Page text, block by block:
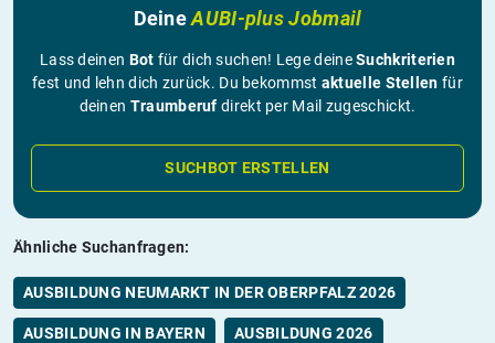
DeineAUBI-plus Jobmail
Lass deinen Bot für dich suchen! Lege deineSuchkriterien
fest und lehn dich zurück. Du bekommst aktuelle Stellen für
deinen Traumberuf direkt per Mail zugeschickt.
SUCHBOT ERSTELLEN
Ähnliche Suchanfragen:
AUSBILDUNG NEUMARKT IN DER OBERPFALZ 2026
AUSBILDUNG IN BAYERN AUSBILDUNG 2026